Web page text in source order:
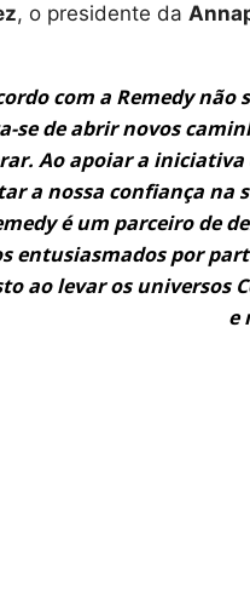
, o presidente da
com a Remedy
se de abrir novos
Ao apoiar a iniciativa
a nossa confiança na
é um parceiro de
entusiasmados por
ao levar os universos
e